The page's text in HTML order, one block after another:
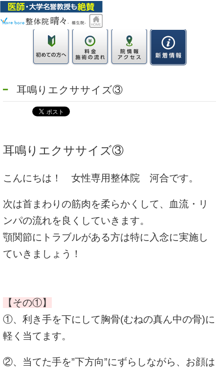
耳鳴りエクササイズ③
耳鳴りエクササイズ③
こんにちは！ 女性専用整体院 河合です。
次は首まわりの筋肉を柔らかくして、血流・リ
ンパの流れを良くしていきます。
顎関節にトラブルがある方は特に入念に実施し
ていきましょう！
【その①】
①、利き手を下にして胸骨(むねの真ん中の骨)に
軽く当てます。
②、当てた手を”下方向”にずらしながら、お顔は